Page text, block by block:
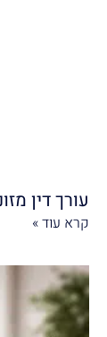
עורך דין
קרא עוד »